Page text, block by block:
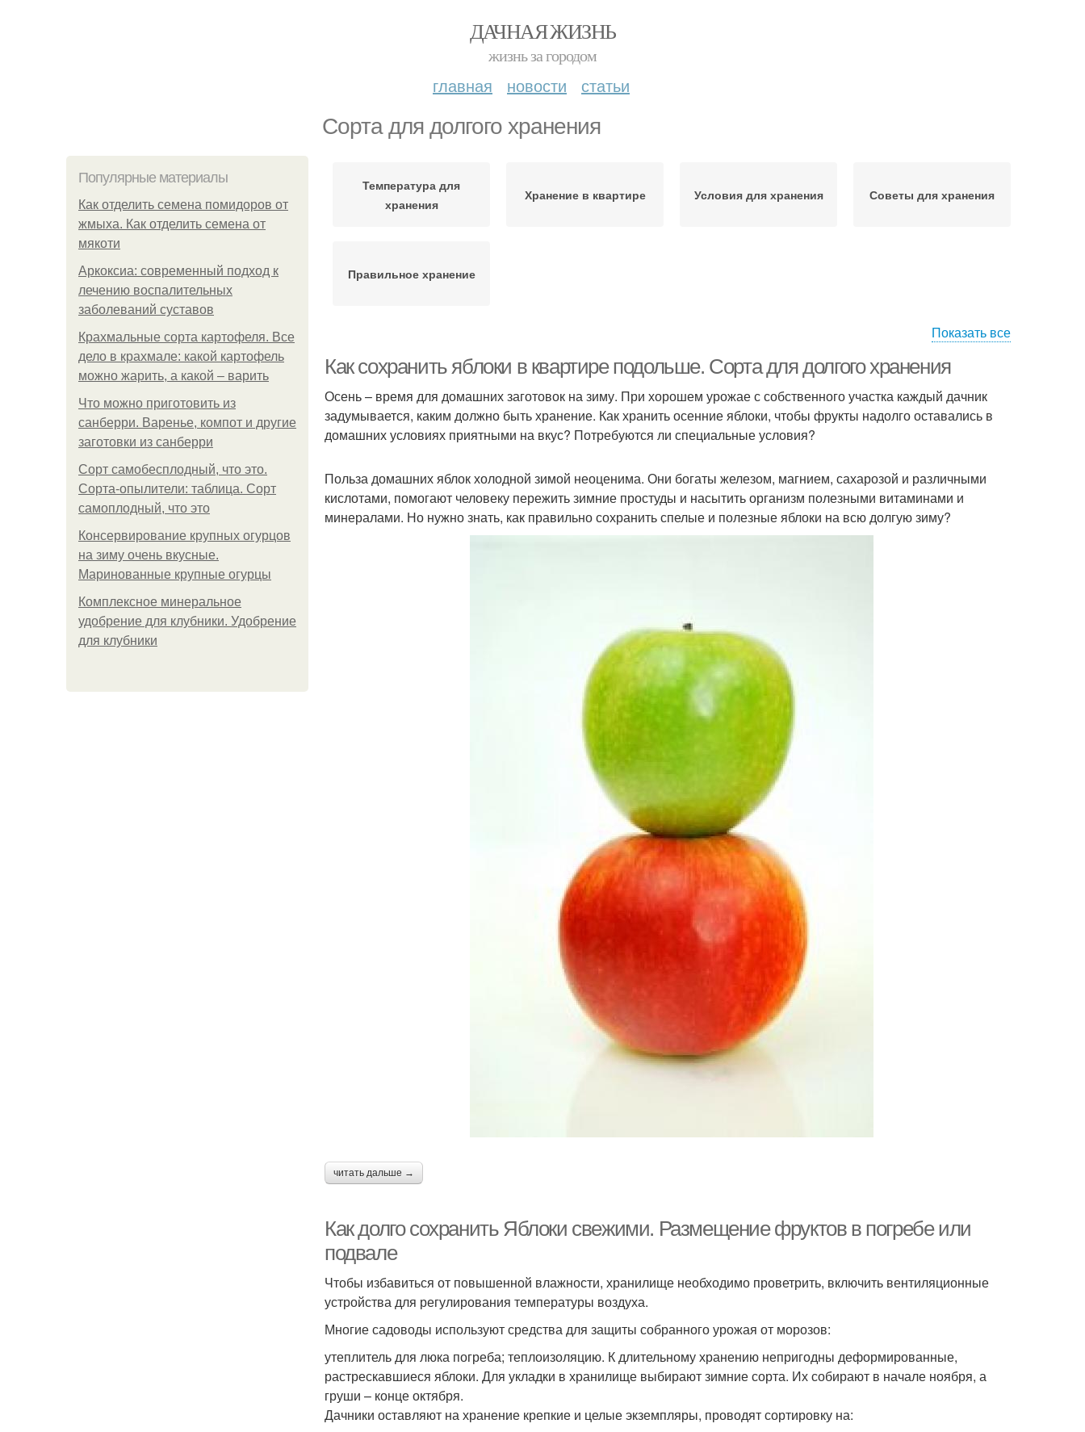
ДАЧНАЯ ЖИЗНЬ
жизнь за городом
главная новости статьи
Сорта для долгого хранения
Популярные материалы
Как отделить семена помидоров от
жмыха. Как отделить семена от
мякоти
Аркоксиа: современный подход к
лечению воспалительных
заболеваний суставов
Крахмальные сорта картофеля. Все
дело в крахмале: какой картофель
можно жарить, а какой – варить
Что можно приготовить из
санберри. Варенье, компот и другие
заготовки из санберри
Сорт самобесплодный, что это.
Сорта-опылители: таблица. Сорт
самоплодный, что это
Консервирование крупных огурцов
на зиму очень вкусные.
Маринованные крупные огурцы
Комплексное минеральное
удобрение для клубники. Удобрение
для клубники
Температура для
хранения
Хранение в квартире Условия для хранения Советы для хранения
Правильное хранение
Показать все
Как сохранить яблоки в квартире подольше. Сорта для долгого хранения
Осень – время для домашних заготовок на зиму. При хорошем урожае с собственного участка каждый дачник
задумывается, каким должно быть хранение. Как хранить осенние яблоки, чтобы фрукты надолго оставались в
домашних условиях приятными на вкус? Потребуются ли специальные условия?
Польза домашних яблок холодной зимой неоценима. Они богаты железом, магнием, сахарозой и различными
кислотами, помогают человеку пережить зимние простуды и насытить организм полезными витаминами и
минералами. Но нужно знать, как правильно сохранить спелые и полезные яблоки на всю долгую зиму?
читать дальше →
Как долго сохранить Яблоки свежими. Размещение фруктов в погребе или
подвале
Чтобы избавиться от повышенной влажности, хранилище необходимо проветрить, включить вентиляционные
устройства для регулирования температуры воздуха.
Многие садоводы используют средства для защиты собранного урожая от морозов:
утеплитель для люка погреба; теплоизоляцию. К длительному хранению непригодны деформированные,
растрескавшиеся яблоки. Для укладки в хранилище выбирают зимние сорта. Их собирают в начале ноября, а
груши – конце октября.
Дачники оставляют на хранение крепкие и целые экземпляры, проводят сортировку на: